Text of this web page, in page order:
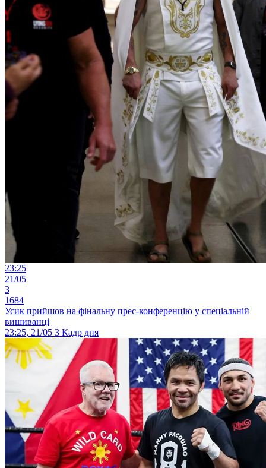
23:25
21/05
3
1684
Усик прийшов на фінальну прес-конференцію у спеціальній
вишиванці
23:25, 21/05 3 Кадр дня